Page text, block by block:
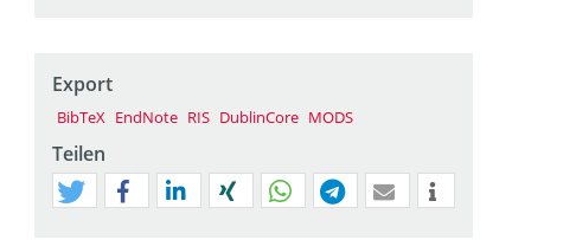
Export
BibTeX EndNote RIS DublinCore MODS
Teilen